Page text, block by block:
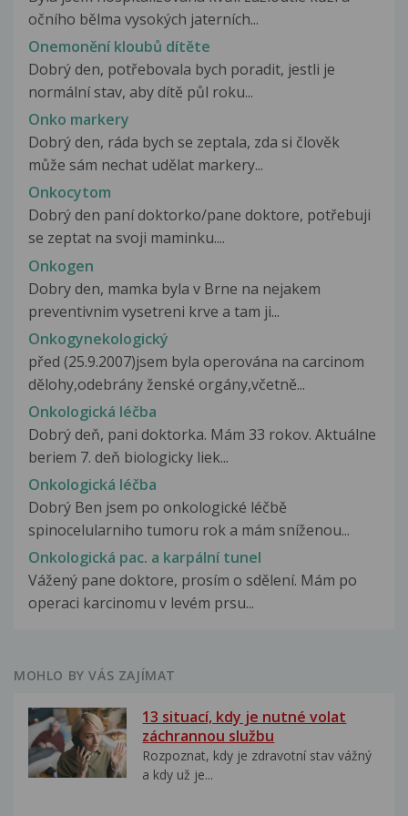
očního bělma vysokých jaterních...
Onemonění kloubů dítěte
Dobrý den, potřebovala bych poradit, jestli je
normální stav, aby dítě půl roku...
Onko markery
Dobrý den, ráda bych se zeptala, zda si člověk
může sám nechat udělat markery...
Onkocytom
Dobrý den paní doktorko/pane doktore, potřebuji
se zeptat na svoji maminku....
Onkogen
Dobry den, mamka byla v Brne na nejakem
preventivnim vysetreni krve a tam ji...
Onkogynekologický
před (25.9.2007)jsem byla operována na carcinom
dělohy,odebrány ženské orgány,včetně...
Onkologická léčba
Dobrý deň, pani doktorka. Mám 33 rokov. Aktuálne
beriem 7. deň biologicky liek...
Onkologická léčba
Dobrý Ben jsem po onkologické léčbě
spinocelularniho tumoru rok a mám sníženou...
Onkologická pac. a karpální tunel
Vážený pane doktore, prosím o sdělení. Mám po
operaci karcinomu v levém prsu...
MOHLO BY VÁS ZAJÍMAT
13 situací, kdy je nutné volat
záchrannou službu
Rozpoznat, kdy je zdravotní stav vážný
a kdy už je...